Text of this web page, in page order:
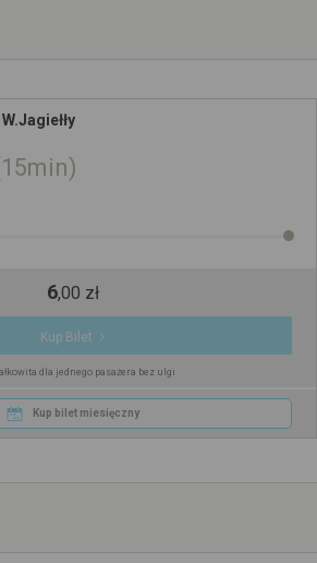
15min
6,00 zł
Kup Bilet
dla jednego pasażera bez ulgi
Kup bilet miesięczny